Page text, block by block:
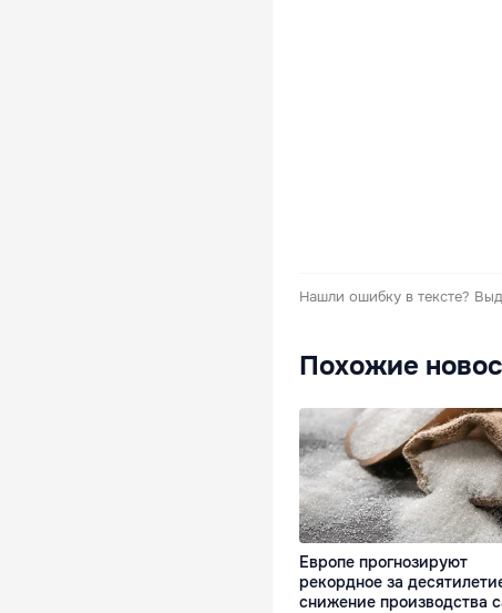
Нашли ошибку в тексте?
Похожие
Европе прогнозируют
рекордное за
снижение производства